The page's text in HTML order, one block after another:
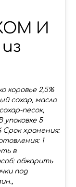
И
коровье 2,5%
сахар, масло
песок,
упаковке 5
Срок хранения:
1
в
обжарить
под